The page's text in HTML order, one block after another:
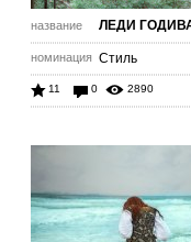
название ЛЕДИ
номинация Стиль
11 0 2890